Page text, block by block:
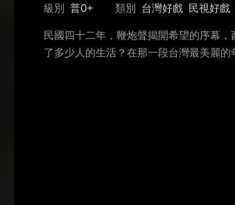
級別 普0+ 類別 台灣好戲 民視好戲
民國四十二年，鞭炮聲揭開希望的序幕
了多少人的生活？在那一段台灣最美麗